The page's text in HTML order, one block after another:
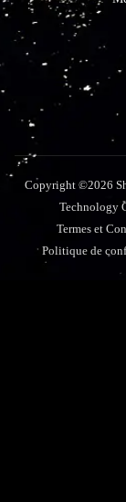
Copyright ©2026
Technology
Termes et
Politique de